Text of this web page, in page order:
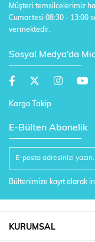
Müşteri temsilcelerimiz
Cumartesi 08:30 - 13:00
vermektedir.
Sosyal Medya'da
Kargo Takip
E-Bülten Abonelik
Bültenimize kayıt olarak
KURUMSAL